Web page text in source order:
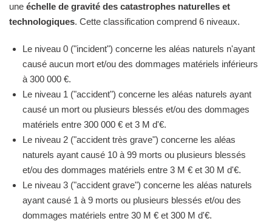
une échelle de gravité des catastrophes naturelles et
technologiques. Cette classification comprend 6 niveaux.
Le niveau 0 ("incident") concerne les aléas naturels n'ayant
causé aucun mort et/ou des dommages matériels inférieurs
à 300 000 €.
Le niveau 1 ("accident") concerne les aléas naturels ayant
causé un mort ou plusieurs blessés et/ou des dommages
matériels entre 300 000 € et 3 M d'€.
Le niveau 2 ("accident très grave") concerne les aléas
naturels ayant causé 10 à 99 morts ou plusieurs blessés
et/ou des dommages matériels entre 3 M € et 30 M d'€.
Le niveau 3 ("accident grave") concerne les aléas naturels
ayant causé 1 à 9 morts ou plusieurs blessés et/ou des
dommages matériels entre 30 M € et 300 M d'€.